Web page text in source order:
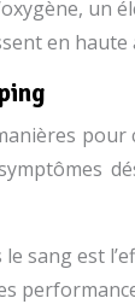
un
en
sang est